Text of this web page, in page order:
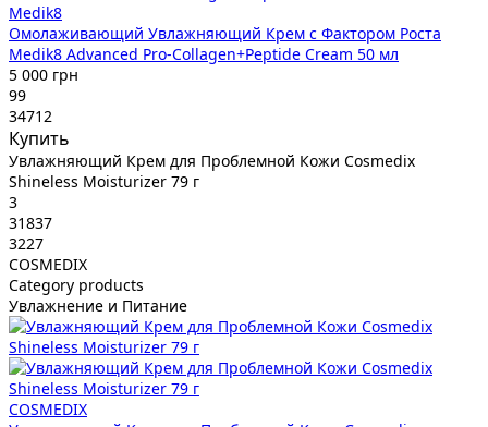
Medik8
Омолаживающий Увлажняющий Крем с Фактором Роста
Medik8 Advanced Pro-Collagen+Peptide Cream 50 мл
5 000 грн
99
34712
Купить
Увлажняющий Крем для Проблемной Кожи Cosmedix
Shineless Moisturizer 79 г
3
31837
3227
COSMEDIX
Category products
Увлажнение и Питание
COSMEDIX